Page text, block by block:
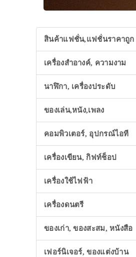
สินค้าแฟชั่น,แฟชั่นราคาถูก
เครื่องสำอางค์, ความงาม
นาฬิกา, เครื่องประดับ
ของเล่น,หนัง,เพลง
คอมพิวเตอร์, อุปกรณ์ไอที
เครื่องเขียน, กิฟท์ช็อป
เครื่องใช้ไฟฟ้า
เครื่องดนตรี
ของเก่า, ของสะสม, หนังสือ
เฟอร์นิเจอร์, ของแต่งบ้าน